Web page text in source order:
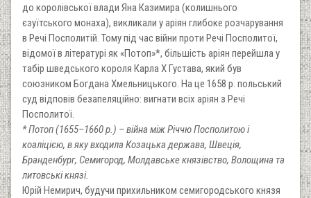
до королівської влади Яна Казимира (колишнього
єзуїтського монаха), викликали у аріян глибоке розчарування
в Речі Посполитій. Тому під час війни проти Речі Посполитої,
відомої в літературі як «Потоп»*, більшість аріян перейшла у
табір шведського короля Карла Х Густава, який був
союзником Богдана Хмельницького. На це 1658 р. польський
суд відповів безапеляційно: вигнати всіх аріян з Речі
Посполитої.
* Потоп (1655–1660 р.) – війна між Річчю Посполитою і
коаліцією, в яку входила Козацька держава, Швеція,
Бранденбург, Семигород, Молдавське князівство, Волощина та
литовські князі.
Юрій Немирич, будучи прихильником семигородського князя